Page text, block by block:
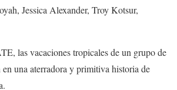
Jessica Alexander, Troy Kotsur,
las vacaciones tropicales de un grupo de
una aterradora y primitiva historia de